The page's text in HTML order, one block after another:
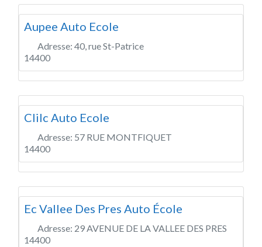
Aupee Auto Ecole
Adresse: 40, rue St-Patrice
14400
Clilc Auto Ecole
Adresse: 57 RUE MONTFIQUET
14400
Ec Vallee Des Pres Auto École
Adresse: 29 AVENUE DE LA VALLEE DES PRES
14400